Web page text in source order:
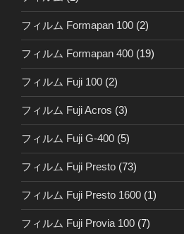
フィルム Formapan 100 (2)
フィルム Formapan 400 (19)
フィルム Fuji 100 (2)
フィルム Fuji Acros (3)
フィルム Fuji G-400 (5)
フィルム Fuji Presto (73)
フィルム Fuji Presto 1600 (1)
フィルム Fuji Provia 100 (7)